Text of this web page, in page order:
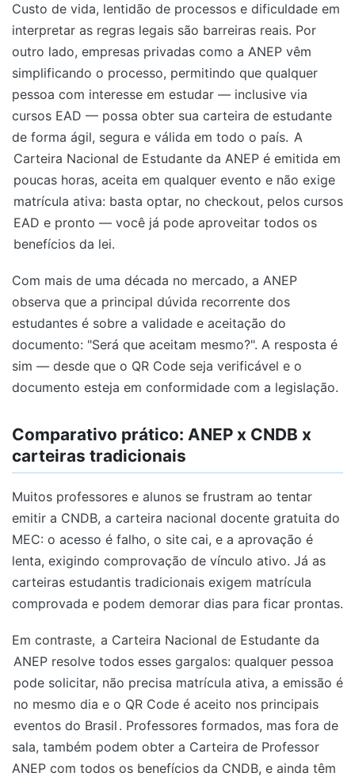
Custo de vida, lentidão de processos e dificuldade em
interpretar as regras legais são barreiras reais. Por
outro lado, empresas privadas como a ANEP vêm
simplificando o processo, permitindo que qualquer
pessoa com interesse em estudar — inclusive via
cursos EAD — possa obter sua carteira de estudante
de forma ágil, segura e válida em todo o país. A
Carteira Nacional de Estudante da ANEP é emitida em
poucas horas, aceita em qualquer evento e não exige
matrícula ativa: basta optar, no checkout, pelos cursos
EAD e pronto — você já pode aproveitar todos os
benefícios da lei.
Com mais de uma década no mercado, a ANEP
observa que a principal dúvida recorrente dos
estudantes é sobre a validade e aceitação do
documento: "Será que aceitam mesmo?". A resposta é
sim — desde que o QR Code seja verificável e o
documento esteja em conformidade com a legislação.
Comparativo prático: ANEP x CNDB x
carteiras tradicionais
Muitos professores e alunos se frustram ao tentar
emitir a CNDB, a carteira nacional docente gratuita do
MEC: o acesso é falho, o site cai, e a aprovação é
lenta, exigindo comprovação de vínculo ativo. Já as
carteiras estudantis tradicionais exigem matrícula
comprovada e podem demorar dias para ficar prontas.
Em contraste, a Carteira Nacional de Estudante da
ANEP resolve todos esses gargalos: qualquer pessoa
pode solicitar, não precisa matrícula ativa, a emissão é
no mesmo dia e o QR Code é aceito nos principais
eventos do Brasil . Professores formados, mas fora de
sala, também podem obter a Carteira de Professor
ANEP com todos os benefícios da CNDB, e ainda têm